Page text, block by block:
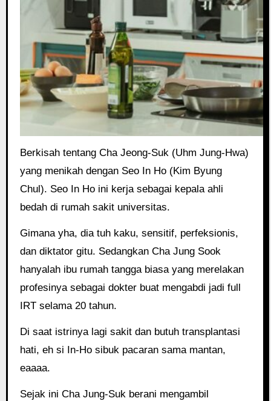
Berkisah tentang Cha Jeong-Suk (Uhm Jung-Hwa)
yang menikah dengan Seo In Ho (Kim Byung
Chul). Seo In Ho ini kerja sebagai kepala ahli
bedah di rumah sakit universitas.
Gimana yha, dia tuh kaku, sensitif, perfeksionis,
dan diktator gitu. Sedangkan Cha Jung Sook
hanyalah ibu rumah tangga biasa yang merelakan
profesinya sebagai dokter buat mengabdi jadi full
IRT selama 20 tahun.
Di saat istrinya lagi sakit dan butuh transplantasi
hati, eh si In-Ho sibuk pacaran sama mantan,
eaaaa.
Sejak ini Cha Jung-Suk berani mengambil